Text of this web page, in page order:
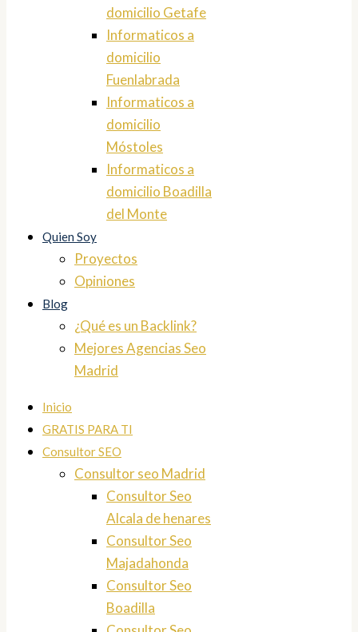
domicilio Getafe
Informaticos a
domicilio
Fuenlabrada
Informaticos a
domicilio
Móstoles
Informaticos a
domicilio Boadilla
del Monte
Quien Soy
Proyectos
Opiniones
Blog
¿Qué es un Backlink?
Mejores Agencias Seo
Madrid
Inicio
GRATIS PARA TI
Consultor SEO
Consultor seo Madrid
Consultor Seo
Alcala de henares
Consultor Seo
Majadahonda
Consultor Seo
Boadilla